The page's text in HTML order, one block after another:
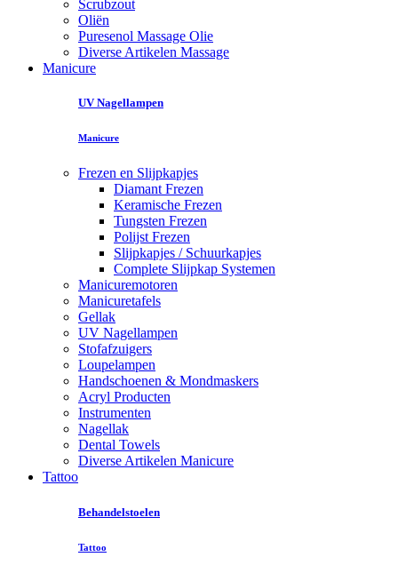
Scrubzout
Oliën
Puresenol Massage Olie
Diverse Artikelen Massage
Manicure
UV Nagellampen
Manicure
Frezen en Slijpkapjes
Diamant Frezen
Keramische Frezen
Tungsten Frezen
Polijst Frezen
Slijpkapjes / Schuurkapjes
Complete Slijpkap Systemen
Manicuremotoren
Manicuretafels
Gellak
UV Nagellampen
Stofafzuigers
Loupelampen
Handschoenen & Mondmaskers
Acryl Producten
Instrumenten
Nagellak
Dental Towels
Diverse Artikelen Manicure
Tattoo
Behandelstoelen
Tattoo